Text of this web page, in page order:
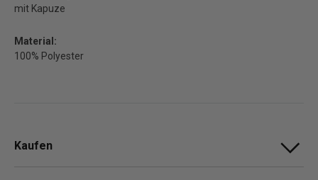
mit Kapuze
Material:
100% Polyester
Kaufen